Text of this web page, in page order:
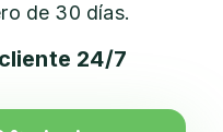
de 30 días.
24/7